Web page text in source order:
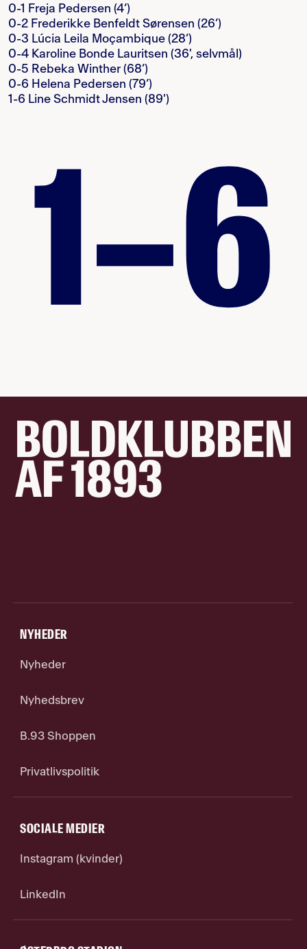
0-1 Freja Pedersen (4’)
0-2 Frederikke Benfeldt Sørensen (26’)
0-3 Lúcia Leila Moçambique (28’)
0-4 Karoline Bonde Lauritsen (36', selvmål)
0-5 Rebeka Winther (68’)
0-6 Helena Pedersen (79’)
1-6 Line Schmidt Jensen (89')
1–6
BOLDKLUBBEN
AF 1893
NYHEDER
Nyheder
Nyhedsbrev
B.93 Shoppen
Privatlivspolitik
SOCIALE MEDIER
Instagram (kvinder)
LinkedIn